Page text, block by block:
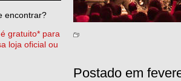
encontrar?
gratuito* para
loja oficial ou
Postado em